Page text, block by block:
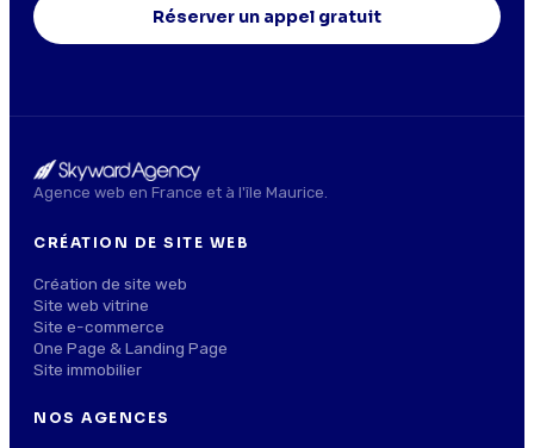
Réserver un appel gratuit
Agence web en France et à l'île Maurice.
CRÉATION DE SITE WEB
Création de site web
Site web vitrine
Site e-commerce
One Page & Landing Page
Site immobilier
NOS AGENCES